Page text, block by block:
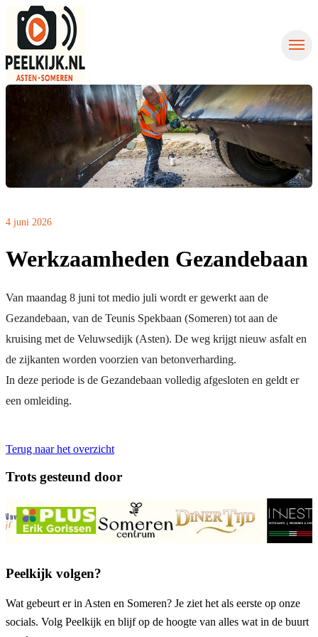
Nieuws uit Asten
Nieuws uit Someren
Contact
Nieuws aanmelden
4 juni 2026
Werkzaamheden Gezandebaan
Van maandag 8 juni tot medio juli wordt er gewerkt aan de
Gezandebaan, van de Teunis Spekbaan (Someren) tot aan de
kruising met de Veluwsedijk (Asten). De weg krijgt nieuw asfalt en
de zijkanten worden voorzien van betonverharding.
In deze periode is de Gezandebaan volledig afgesloten en geldt er
een omleiding.
Terug naar het overzicht
Trots gesteund door
Peelkijk volgen?
Wat gebeurt er in Asten en Someren? Je ziet het als eerste op onze
socials. Volg Peelkijk en blijf op de hoogte van alles wat in de buurt